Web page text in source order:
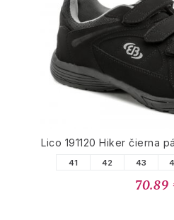
Lico 191120 Hiker čierna
41 42 43
70.89